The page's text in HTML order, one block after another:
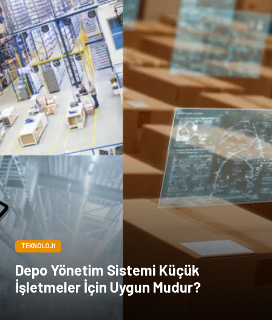
TEKNOLOJI
Depo Yönetim Sistemi Küçük
İşletmeler İçin Uygun Mudur?